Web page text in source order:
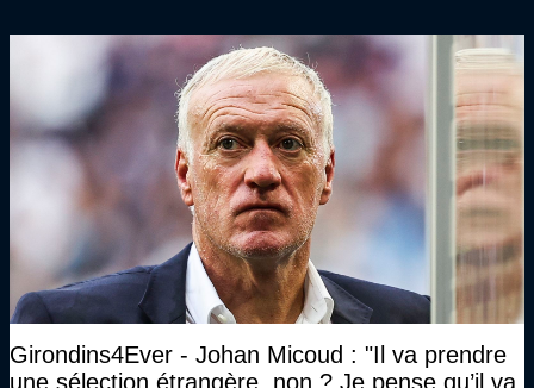
Girondins4Ever - Johan Micoud : "Il va prendre
une sélection étrangère, non ? Je pense qu’il va